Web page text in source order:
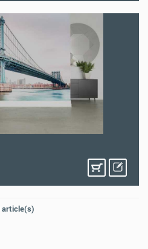
article(s)